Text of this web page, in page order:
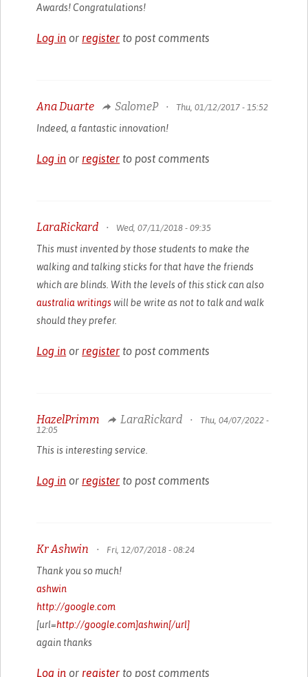
Awards! Congratulations!
Log in or register to post comments
Ana Duarte SalomeP • Thu, 01/12/2017 - 15:52
Indeed, a fantastic innovation!
Log in or register to post comments
LaraRickard • Wed, 07/11/2018 - 09:35
This must invented by those students to make the
walking and talking sticks for that have the friends
which are blinds. With the levels of this stick can also
australia writings will be write as not to talk and walk
should they prefer.
Log in or register to post comments
HazelPrimm LaraRickard •
Thu, 04/07/2022 -
12:05
This is interesting service.
Log in or register to post comments
Kr Ashwin • Fri, 12/07/2018 - 08:24
Thank you so much!
ashwin
http://google.com
[url=http://google.com]ashwin[/url]
again thanks
Log in or register to post comments